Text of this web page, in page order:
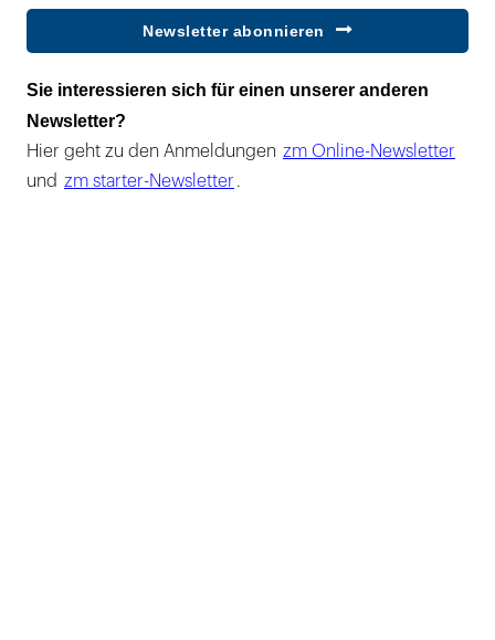
Newsletter abonnieren
Sie interessieren sich für einen unserer anderen
Newsletter?
Hier geht zu den Anmeldungen zm Online-Newsletter
und zm starter-Newsletter .